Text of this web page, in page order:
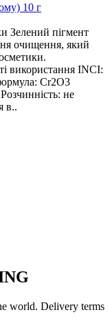
10 г
Зелений пігмент
очищення, який
використання INCI:
Cr2O3
не
в..
world. Delivery terms